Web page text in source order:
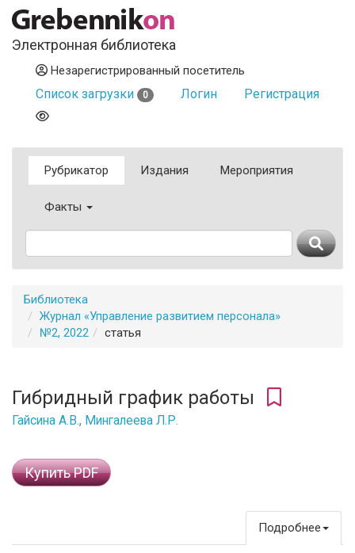
Электронная библиотека
Незарегистрированный посетитель
Список загрузки 0 Логин Регистрация
Рубрикатор Издания Мероприятия
Факты
Библиотека
Журнал «Управление развитием персонала»
№2, 2022
статья
Гибридный график работы
Гайсина А.В., Мингалеева Л.Р.
Купить PDF
Подробнее